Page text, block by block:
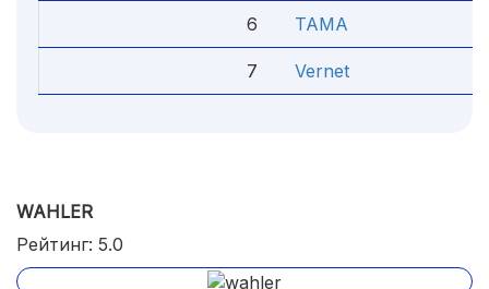
6 TAMA
7 Vernet
WAHLER
Рейтинг: 5.0